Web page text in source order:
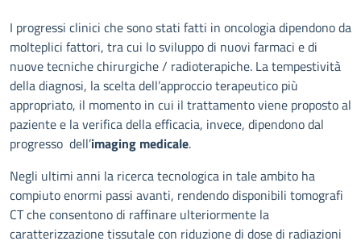
Descrizione
I progressi clinici che sono stati fatti in oncologia dipendono da
molteplici fattori, tra cui lo sviluppo di nuovi farmaci e di
nuove tecniche chirurgiche / radioterapiche. La tempestività
della diagnosi, la scelta dell’approccio terapeutico più
appropriato, il momento in cui il trattamento viene proposto al
paziente e la verifica della efficacia, invece, dipendono dal
progresso dell’imaging medicale.
Negli ultimi anni la ricerca tecnologica in tale ambito ha
compiuto enormi passi avanti, rendendo disponibili tomografi
CT che consentono di raffinare ulteriormente la
caratterizzazione tissutale con riduzione di dose di radiazioni